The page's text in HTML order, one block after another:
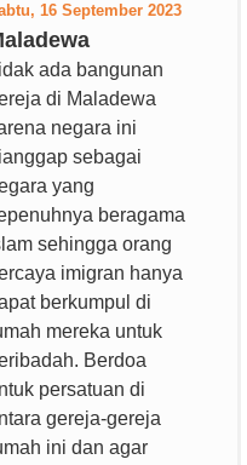
16 September 2023
ada bangunan
di Maladewa
negara ini
sebagai
yang
beragama
sehingga orang
imigran hanya
berkumpul di
mereka untuk
Berdoa
persatuan di
gereja-gereja
ini dan agar